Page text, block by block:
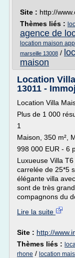
Site : http://
Thèmes liés :
agence de
location maison
marseille 13008 /
maison
Location
13011 -
Location Villa
Plus de 1 000
1
Maison, 350 m²,
998 000 EUR - 6
Luxueuse Villa
carrelée de 25*5
élégante villa
sont de très
compagnons du
Lire la suite
Site : http://
Thèmes liés :
rhone / location